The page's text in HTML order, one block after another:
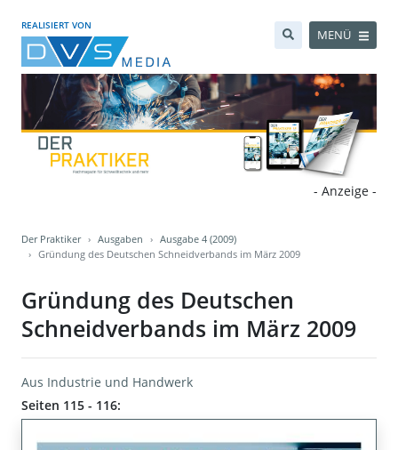
REALISIERT VON
MENÜ
- Anzeige -
Der Praktiker Ausgaben
Ausgabe 4 (2009)
Gründung des Deutschen Schneidverbands im März 2009
Gründung des Deutschen
Schneidverbands im März 2009
Aus Industrie und Handwerk
Seiten 115 - 116: